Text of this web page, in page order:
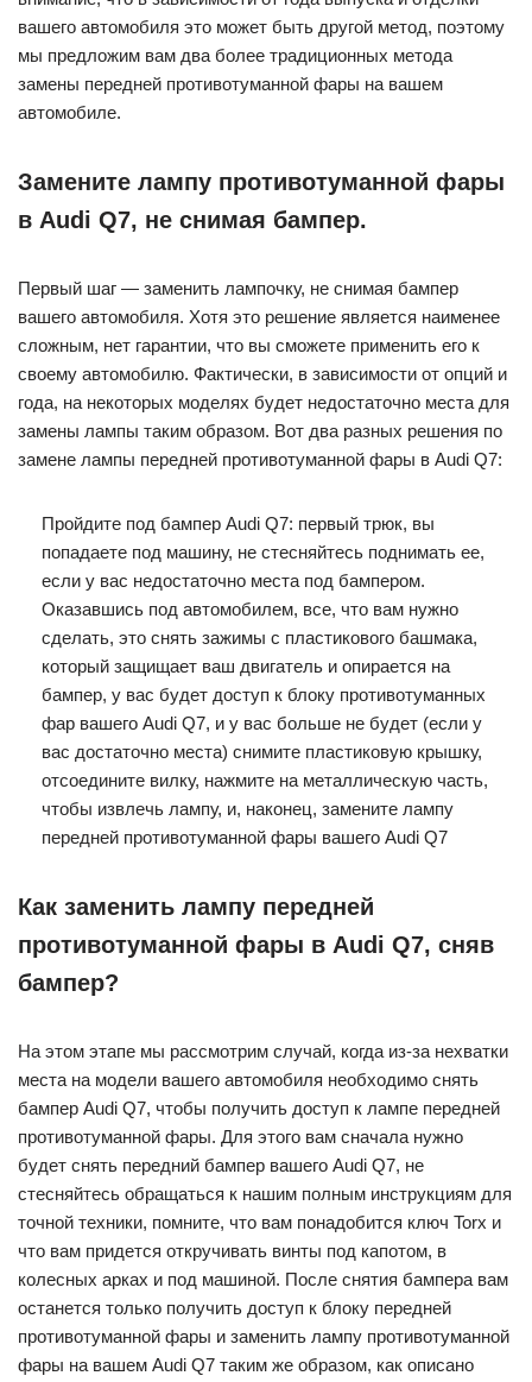
вашего автомобиля это может быть другой метод, поэтому
мы предложим вам два более традиционных метода
замены передней противотуманной фары на вашем
автомобиле.
Замените лампу противотуманной фары
в Audi Q7, не снимая бампер.
Первый шаг — заменить лампочку, не снимая бампер
вашего автомобиля. Хотя это решение является наименее
сложным, нет гарантии, что вы сможете применить его к
своему автомобилю. Фактически, в зависимости от опций и
года, на некоторых моделях будет недостаточно места для
замены лампы таким образом. Вот два разных решения по
замене лампы передней противотуманной фары в Audi Q7:
Пройдите под бампер Audi Q7: первый трюк, вы
попадаете под машину, не стесняйтесь поднимать ее,
если у вас недостаточно места под бампером.
Оказавшись под автомобилем, все, что вам нужно
сделать, это снять зажимы с пластикового башмака,
который защищает ваш двигатель и опирается на
бампер, у вас будет доступ к блоку противотуманных
фар вашего Audi Q7, и у вас больше не будет (если у
вас достаточно места) снимите пластиковую крышку,
отсоедините вилку, нажмите на металлическую часть,
чтобы извлечь лампу, и, наконец, замените лампу
передней противотуманной фары вашего Audi Q7
Как заменить лампу передней
противотуманной фары в Audi Q7, сняв
бампер?
На этом этапе мы рассмотрим случай, когда из-за нехватки
места на модели вашего автомобиля необходимо снять
бампер Audi Q7, чтобы получить доступ к лампе передней
противотуманной фары. Для этого вам сначала нужно
будет снять передний бампер вашего Audi Q7, не
стесняйтесь обращаться к нашим полным инструкциям для
точной техники, помните, что вам понадобится ключ Torx и
что вам придется откручивать винты под капотом, в
колесных арках и под машиной. После снятия бампера вам
останется только получить доступ к блоку передней
противотуманной фары и заменить лампу противотуманной
фары на вашем Audi Q7 таким же образом, как описано